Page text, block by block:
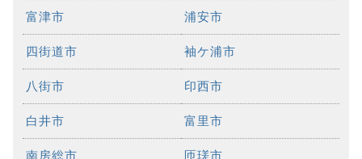
富津市 浦安市
四街道市 袖ケ浦市
八街市 印西市
白井市 富里市
南房総市 匝瑳市